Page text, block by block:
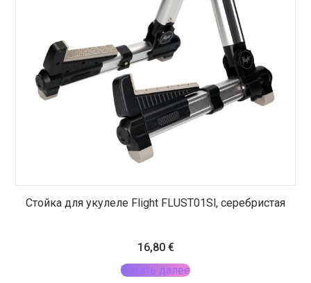
Стойка для укулеле Flight FLUST01Sl, серебристая
16,80 €
Читать далее